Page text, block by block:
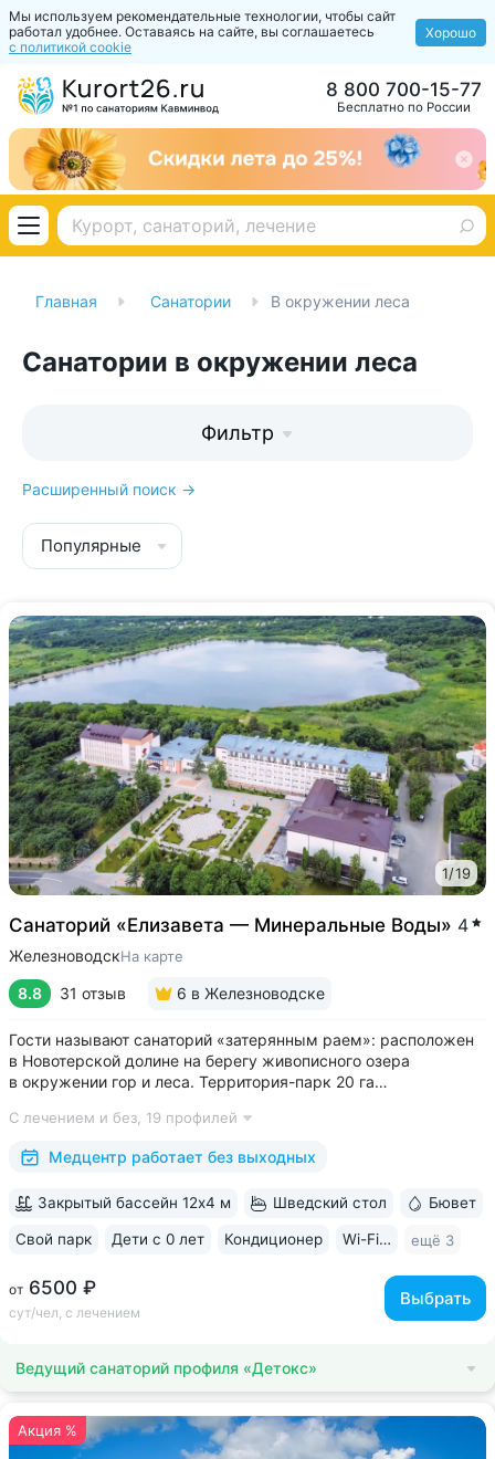
Мы используем рекомендательные технологии, чтобы сайт
работал удобнее. Оставаясь на сайте, вы соглашаетесь
с политикой cookie
Хорошо
Бесплатно по России
8 800 700-15-77
Главная Санатории В окружении леса
Санатории в окружении леса
Фильтр
Расширенный поиск →
Популярные
1/19
Cанаторий «Елизавета — Минеральные Воды» 4
ЖелезноводскНа карте
8.8 31 отзыв 6 в Железноводске
Гости называют санаторий «затерянным раем»: расположен
в Новотерской долине на берегу живописного озера
в окружении гор и леса. Территория-парк 20 га
живописным храмом «Нерушимая стена» • Обустроенная
набережная озера с зонами отдыха и...
С лечением и без, 19 профилей
Медцентр работает без выходных
от 6500 ₽
сут/чел, с лечением
Выбрать
Закрытый бассейн 12х4 м Шведский стол Бювет
Свой парк Дети с 0 лет Кондиционер Wi-Fi в номерах ещё 3
Ведущий санаторий профиля «Детокс»
Акция %